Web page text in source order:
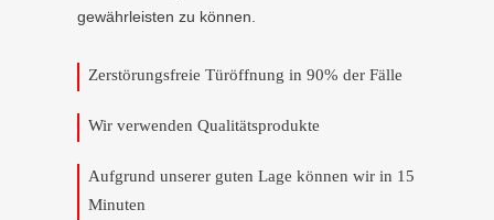
gewährleisten zu können.
Zerstörungsfreie Türöffnung in 90% der Fälle
Wir verwenden Qualitätsprodukte
Aufgrund unserer guten Lage können wir in 15
Minuten